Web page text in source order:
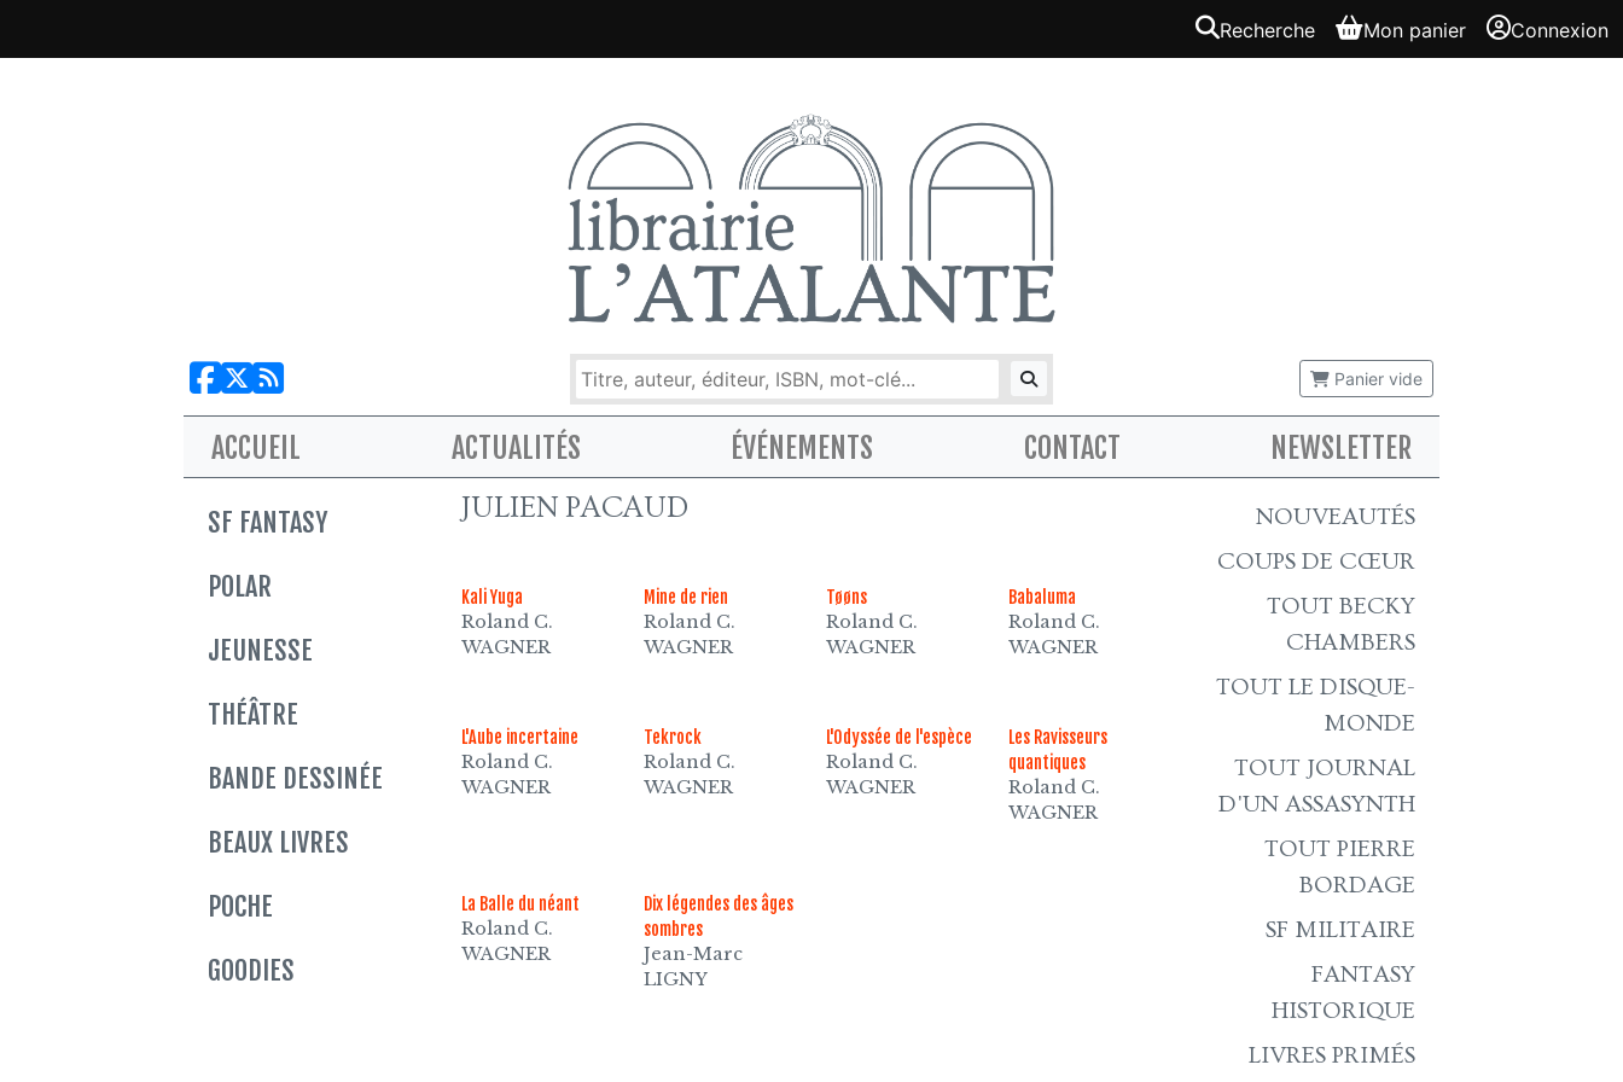
Recherche Mon panier Connexion
Panier vide
ACCUEIL ACTUALITÉS ÉVÉNEMENTS CONTACT NEWSLETTER
SF FANTASY
POLAR
JEUNESSE
THÉÂTRE
BANDE DESSINÉE
BEAUX LIVRES
POCHE
GOODIES
NOUVEAUTÉS
COUPS DE CŒUR
TOUT BECKY
CHAMBERS
TOUT LE DISQUE-
MONDE
TOUT JOURNAL
D'UN ASSASYNTH
TOUT PIERRE
BORDAGE
SF MILITAIRE
FANTASY
HISTORIQUE
LIVRES PRIMÉS
JULIEN PACAUD
Kali Yuga
Roland C.
WAGNER
Mine de rien
Roland C.
WAGNER
Tøøns
Roland C.
WAGNER
Babaluma
Roland C.
WAGNER
L'Aube incertaine
Roland C.
WAGNER
Tekrock
Roland C.
WAGNER
L'Odyssée de l'espèce
Roland C.
WAGNER
Les Ravisseurs
quantiques
Roland C.
WAGNER
La Balle du néant
Roland C.
WAGNER
Dix légendes des âges
sombres
Jean-Marc
LIGNY